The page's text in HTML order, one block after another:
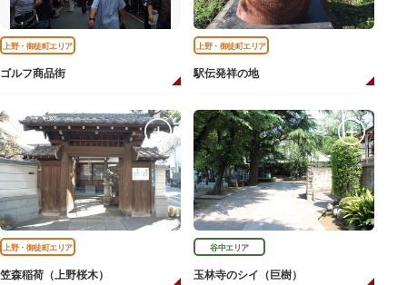
上野・御徒町エリア
ゴルフ商品街
上野・御徒町エリア
駅伝発祥の地
上野・御徒町エリア
笠森稲荷（上野桜木）
谷中エリア
玉林寺のシイ（巨樹）